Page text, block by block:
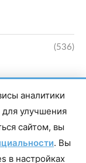
(536)
Нухович. Контакты
По вопросам
права защищены.
аналитики
для улучшения
сайтом, вы
. Вы
в настройках